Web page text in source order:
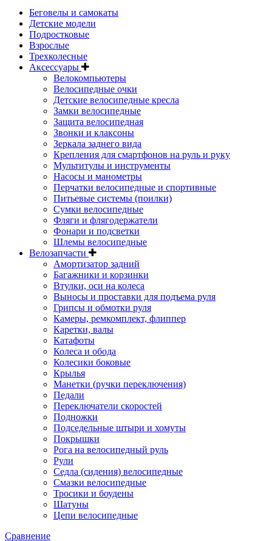
Беговелы и самокаты
Детские модели
Подростковые
Взрослые
Трехколесные
Аксессуары
Велокомпьютеры
Велосипедные очки
Детские велосипедные кресла
Замки велосипедные
Защита велосипедная
Звонки и клаксоны
Зеркала заднего вида
Крепления для смартфонов на руль и руку
Мультитулы и инструменты
Насосы и манометры
Перчатки велосипедные и спортивные
Питьевые системы (поилки)
Сумки велосипедные
Фляги и флягодержатели
Фонари и подсветки
Шлемы велосипедные
Велозапчасти
Амортизатор задний
Багажники и корзинки
Втулки, оси на колеса
Выносы и проставки для подъема руля
Грипсы и обмотки руля
Камеры, ремкомплект, флиппер
Каретки, валы
Катафоты
Колеса и обода
Колесики боковые
Крылья
Манетки (ручки переключения)
Педали
Переключатели скоростей
Подножки
Подседельные штыри и хомуты
Покрышки
Рога на велосипедный руль
Рули
Седла (сидения) велосипедные
Смазки велосипедные
Тросики и боудены
Шатуны
Цепи велосипедные
Сравнение